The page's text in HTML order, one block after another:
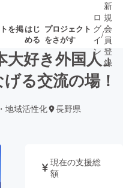
を掲はじ
める
プロジェクト
をさがす
募集終了が近いプ
ロジェクト
されます
音楽
ロ
グ
イ
ン
/
新
規
会
員
登
録
好き外国人」
る交流の場！
地域活性化 長野県
現在の支援総
額